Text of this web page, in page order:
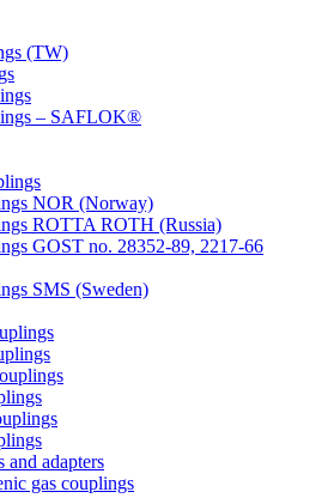
(TW)
– SAFLOK®
NOR (Norway)
ROTTA ROTH (Russia)
GOST no. 28352-89, 2217-66
SMS (Sweden)
and adapters
gas couplings